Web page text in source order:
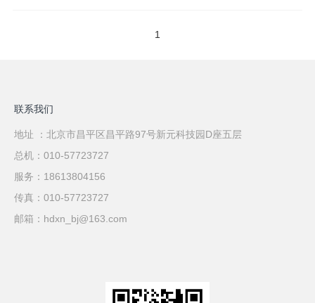
故障预警、按需调光。稳定可靠，适应户
1
联系我们
地址 ：北京市昌平区昌平路97号新元科技园D座五层
总机：010-57723727
服务：18613804156
传真：010-57723727
邮箱：hdxn_bj@163.com